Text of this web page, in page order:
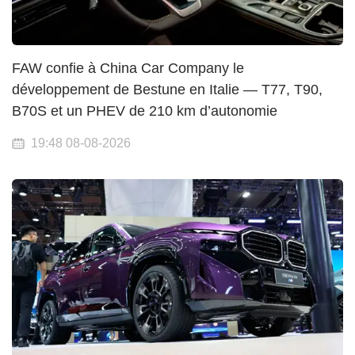
FAW confie à China Car Company le
développement de Bestune en Italie — T77, T90,
B70S et un PHEV de 210 km d’autonomie
19:48 08-08-2026